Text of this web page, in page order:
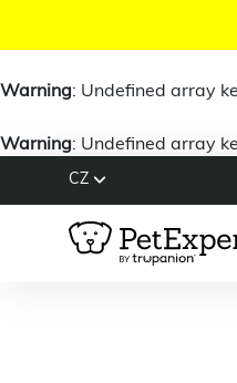
Warning: Undefined array
Warning: Undefined array
CZ